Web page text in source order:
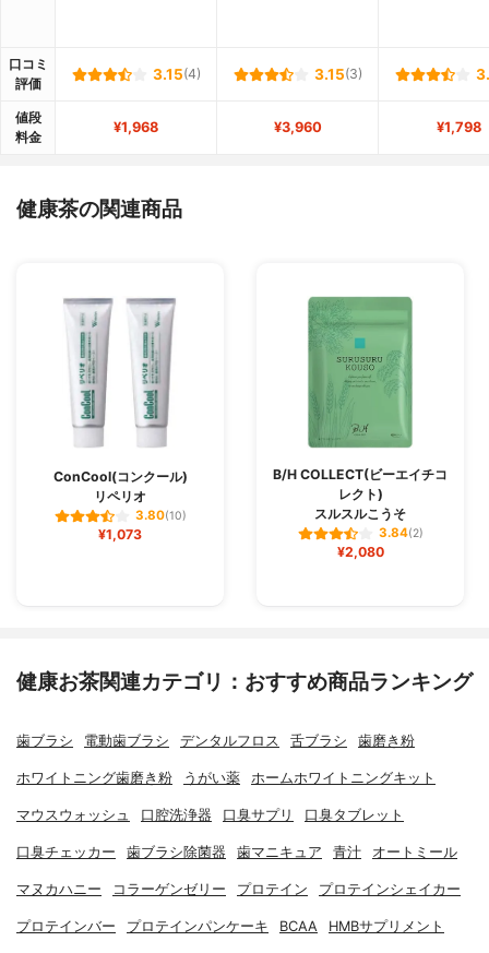
口コミ
評価
3.15(4) 3.15(3)
値段
料金
¥1,968 ¥3,960 ¥1,798
健康茶の関連商品
ConCool(コンクール)
リペリオ
3.80(10)
¥1,073
B/H COLLECT(ビーエイチコ
レクト)
スルスルこうそ
3.84(2)
¥2,080
健康お茶関連カテゴリ：おすすめ商品ランキング
歯ブラシ 電動歯ブラシ デンタルフロス 舌ブラシ 歯磨き粉
ホワイトニング歯磨き粉 うがい薬 ホームホワイトニングキット
マウスウォッシュ 口腔洗浄器 口臭サプリ 口臭タブレット
口臭チェッカー 歯ブラシ除菌器 歯マニキュア 青汁 オートミール
マヌカハニー コラーゲンゼリー プロテイン プロテインシェイカー
プロテインバー プロテインパンケーキ BCAA HMBサプリメント